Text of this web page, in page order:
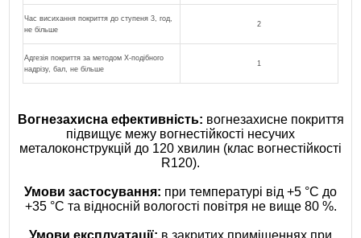
Час висихання покриття до ступеня 3, год,
не більше
2
Адгезія покриття за методом Х-подібного
надрізу, бал, не більше
1
Вогнезахисна ефективність: вогнезахисне покриття
підвищує межу вогнестійкості несучих
металоконструкцій до 120 хвилин (клас вогнестійкості
R120).
Умови застосування: при температурі від +5 °С до
+35 °С та відносній вологості повітря не вище 80 %.
Умови експлуатації: в закритих приміщеннях при